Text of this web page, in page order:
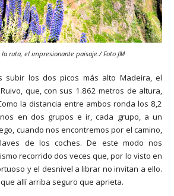
ruta, el impresionante paisaje./ Foto JM
subir los dos picos más alto Madeira, el
que, con sus 1.862 metros de altura,
la distancia entre ambos ronda los 8,2
en dos grupos e ir, cada grupo, a un
cuando nos encontremos por el camino,
de los coches. De este modo nos
recorrido dos veces que, por lo visto en
y el desnivel a librar no invitan a ello.
allí arriba seguro que aprieta.